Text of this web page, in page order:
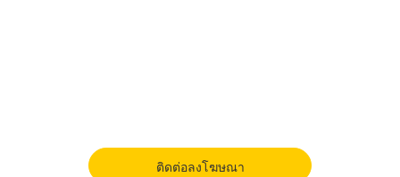
ติดต่อลงโฆษณา